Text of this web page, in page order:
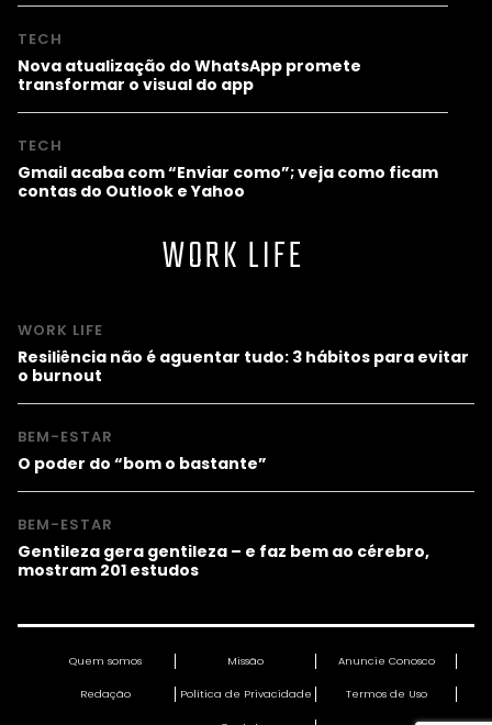
TECH
Nova atualização do WhatsApp promete
transformar o visual do app
TECH
Gmail acaba com “Enviar como”; veja como ficam
contas do Outlook e Yahoo
WORK LIFE
WORK LIFE
Resiliência não é aguentar tudo: 3 hábitos para evitar
o burnout
BEM-ESTAR
O poder do “bom o bastante”
BEM-ESTAR
Gentileza gera gentileza – e faz bem ao cérebro,
mostram 201 estudos
Quem somos Missão Anuncie Conosco
Redação Política de Privacidade Termos de Uso